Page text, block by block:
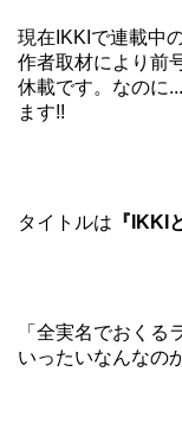
現在IKKIで連載中
作者取材により前
休載です。なのに
ます!!
タイトルは 『IKKI
「全実名でおくる
いったいなんなの